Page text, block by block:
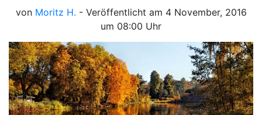
von Moritz H. - Veröffentlicht am 4 November, 2016
um 08:00 Uhr